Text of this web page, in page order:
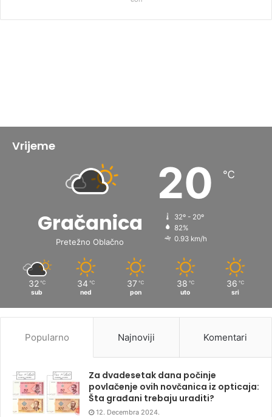
Vrijeme
Gračanica
Pretežno Oblačno
20 ℃
32º - 20º
82%
0.93 km/h
32 ℃
sub
34 ℃
ned
37 ℃
pon
38 ℃
uto
36 ℃
sri
Popularno Najnoviji Komentari
Za dvadesetak dana počinje
povlačenje ovih novčanica iz opticaja:
Šta građani trebaju uraditi?
12. Decembra 2024.